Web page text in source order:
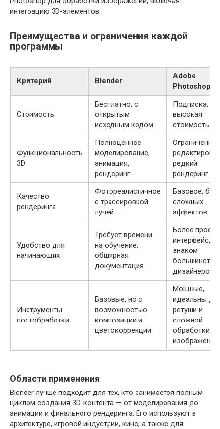
интеграцию 3D-элементов.
Преимущества и ограничения каждой
программы
Критерий Blender
Adobe
Photoshop
Стоимость
Бесплатно, с
открытым
исходным кодом
Подписка,
высокая
стоимость
Функциональность
3D
Полноценное
моделирование,
анимация,
рендеринг
Ограниченное
редкий
рендеринг
Качество
рендеринга
Фотореалистичное
с трассировкой
лучей
Базовое, без
сложных
эффектов
Удобство для
начинающих
Требует времени
на обучение,
обширная
документация
Более
интерфейс,
знаком
большинству
дизайнеров
Инструменты
постобработки
Базовые, но с
возможностью
композиции и
цветокоррекции
Мощные,
идеальны
ретуши и
сложной
обработки
изображений
Области применения
Blender лучше подходит для тех, кто занимается полным
циклом создания 3D-контента — от моделирования до
анимации и финального рендеринга. Его используют в
архитектуре, игровой индустрии, кино, а также для